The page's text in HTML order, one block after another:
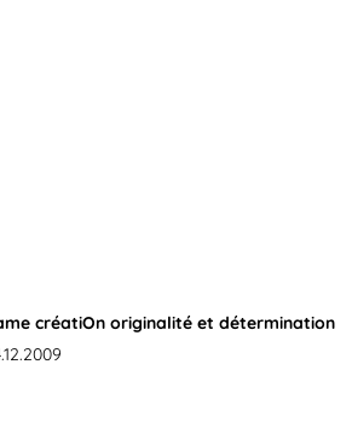
créatiOn originalité et détermination